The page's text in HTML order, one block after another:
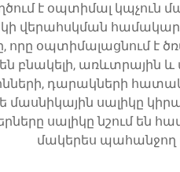
է օպտիմալ կպչուն
վերահսկման
որը օպտիմալացնում է
են բնակելի, առևտրային
դարակների
մասնիկային սալիկը
սալիկը նշում են
մակերես